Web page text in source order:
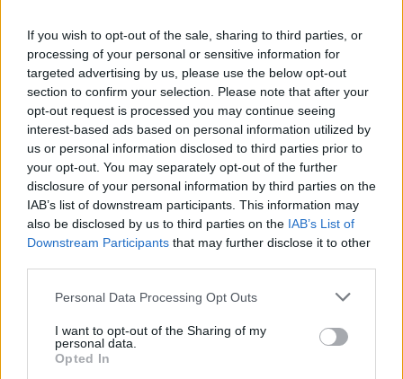
If you wish to opt-out of the sale, sharing to third parties, or
processing of your personal or sensitive information for
targeted advertising by us, please use the below opt-out
section to confirm your selection. Please note that after your
opt-out request is processed you may continue seeing
interest-based ads based on personal information utilized by
us or personal information disclosed to third parties prior to
your opt-out. You may separately opt-out of the further
disclosure of your personal information by third parties on the
IAB’s list of downstream participants. This information may
also be disclosed by us to third parties on the IAB’s List of
Downstream Participants that may further disclose it to other
Please note that this website/app uses one or more Google
not limited to your visit or usage behaviour. You may click to
grant or deny consent to Google and its third-party tags to
use your data for below specified purposes in below Google
Personal Data Processing Opt Outs
I want to opt-out of the Sharing of my
personal data.
Opted In
ΔΙΑΦΗΜΙΣΗ